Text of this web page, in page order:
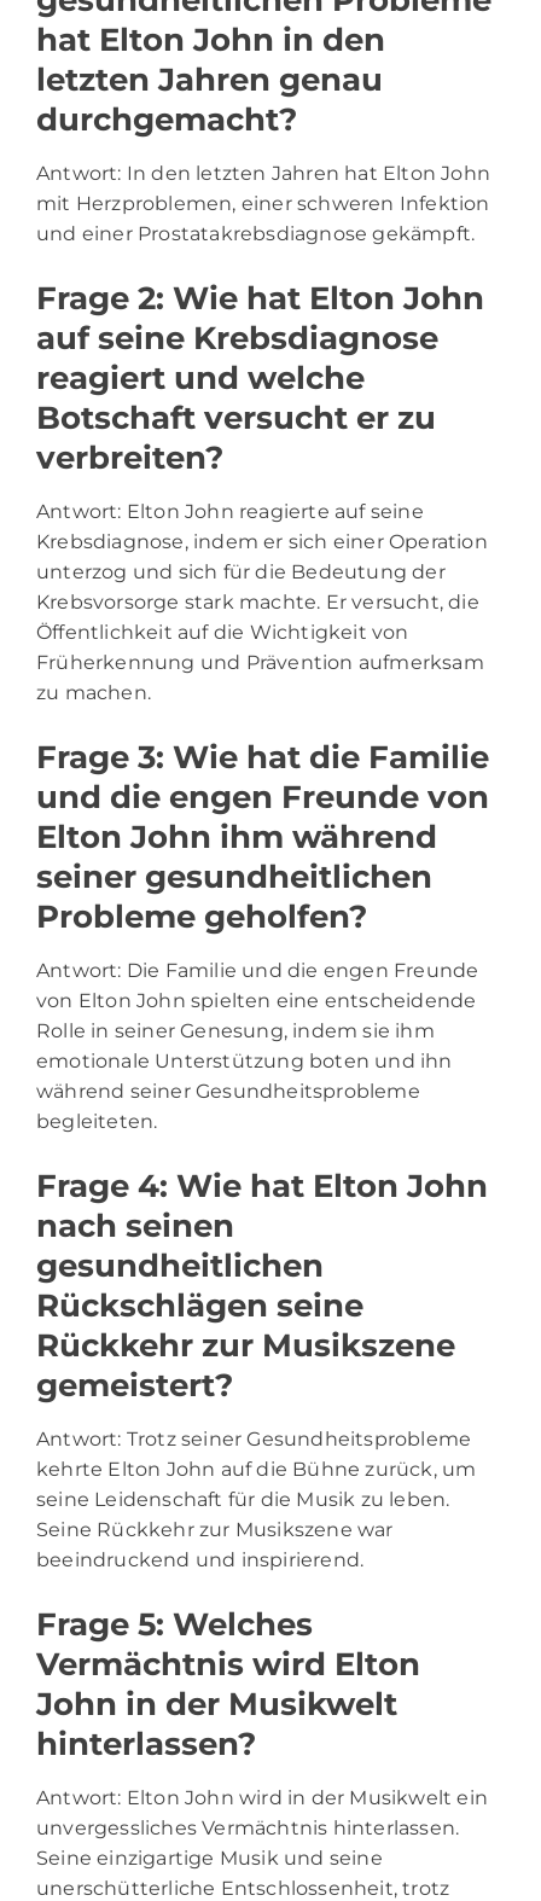
hat Elton John in den
letzten Jahren genau
durchgemacht?
Antwort: In den letzten Jahren hat Elton John
mit Herzproblemen, einer schweren Infektion
und einer Prostatakrebsdiagnose gekämpft.
Frage 2: Wie hat Elton John
auf seine Krebsdiagnose
reagiert und welche
Botschaft versucht er zu
verbreiten?
Antwort: Elton John reagierte auf seine
Krebsdiagnose, indem er sich einer Operation
unterzog und sich für die Bedeutung der
Krebsvorsorge stark machte. Er versucht, die
Öffentlichkeit auf die Wichtigkeit von
Früherkennung und Prävention aufmerksam
zu machen.
Frage 3: Wie hat die Familie
und die engen Freunde von
Elton John ihm während
seiner gesundheitlichen
Probleme geholfen?
Antwort: Die Familie und die engen Freunde
von Elton John spielten eine entscheidende
Rolle in seiner Genesung, indem sie ihm
emotionale Unterstützung boten und ihn
während seiner Gesundheitsprobleme
begleiteten.
Frage 4: Wie hat Elton John
nach seinen
gesundheitlichen
Rückschlägen seine
Rückkehr zur Musikszene
gemeistert?
Antwort: Trotz seiner Gesundheitsprobleme
kehrte Elton John auf die Bühne zurück, um
seine Leidenschaft für die Musik zu leben.
Seine Rückkehr zur Musikszene war
beeindruckend und inspirierend.
Frage 5: Welches
Vermächtnis wird Elton
John in der Musikwelt
hinterlassen?
Antwort: Elton John wird in der Musikwelt ein
unvergessliches Vermächtnis hinterlassen.
Seine einzigartige Musik und seine
unerschütterliche Entschlossenheit, trotz